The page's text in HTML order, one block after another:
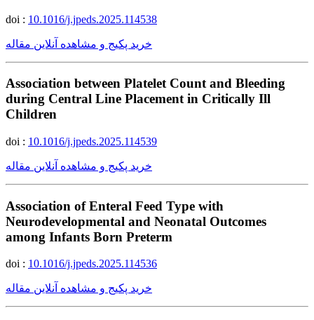
doi : 10.1016/j.jpeds.2025.114538
خرید پکیج و مشاهده آنلاین مقاله
Association between Platelet Count and Bleeding
during Central Line Placement in Critically Ill
Children
doi : 10.1016/j.jpeds.2025.114539
خرید پکیج و مشاهده آنلاین مقاله
Association of Enteral Feed Type with
Neurodevelopmental and Neonatal Outcomes
among Infants Born Preterm
doi : 10.1016/j.jpeds.2025.114536
خرید پکیج و مشاهده آنلاین مقاله